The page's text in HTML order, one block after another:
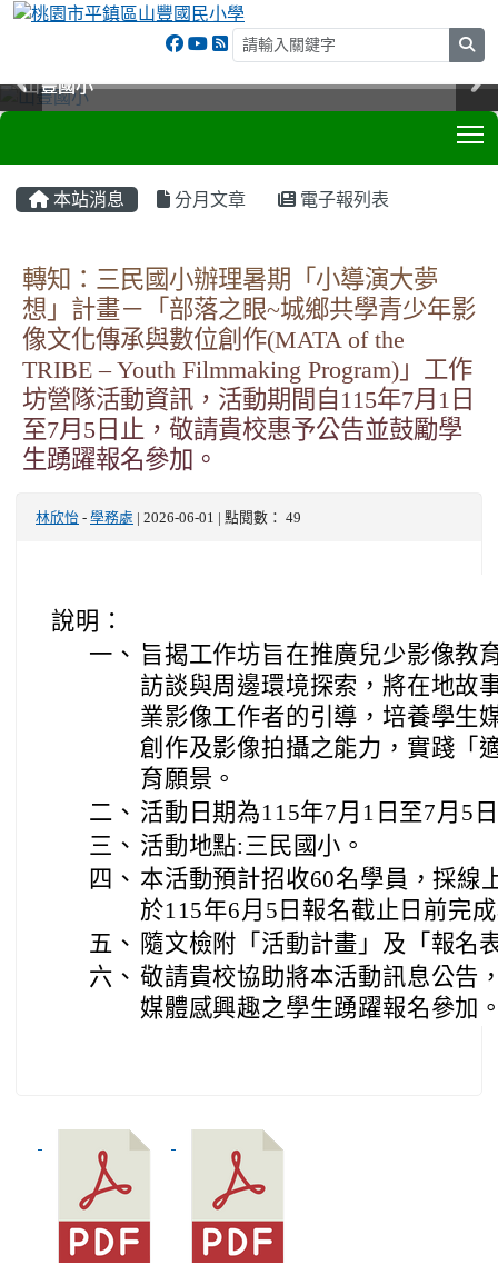
山豐國小
山豐國小
山豐國小
山豐國小
本站消息 分月文章 電子報列表
轉知：三民國小辦理暑期「小導演大夢
想」計畫－「部落之眼~城鄉共學青少年影
像文化傳承與數位創作(MATA of the
TRIBE – Youth Filmmaking Program)」工作
坊營隊活動資訊，活動期間自115年7月1日
至7月5日止，敬請貴校惠予公告並鼓勵學
生踴躍報名參加。
林欣怡 - 學務處 | 2026-06-01 | 點閱數： 49
說明：
一、 旨揭工作坊旨在推廣兒少影像教
訪談與周邊環境探索，將在地故
業影像工作者的引導，培養學生
創作及影像拍攝之能力，實踐「
育願景。
二、 活動日期為115年7月1日至7月5
三、 活動地點:三民國小。
四、 本活動預計招收60名學員，採線
於115年6月5日報名截止日前完
五、 隨文檢附「活動計畫」及「報名
六、 敬請貴校協助將本活動訊息公告
媒體感興趣之學生踴躍報名參加